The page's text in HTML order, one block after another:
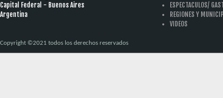
Capital Federal - Buenos Aires
Argentina
ESPECTACULOS/
REGIONES Y
VIDEOS
Copyright ©2021 todos los derechos reservados